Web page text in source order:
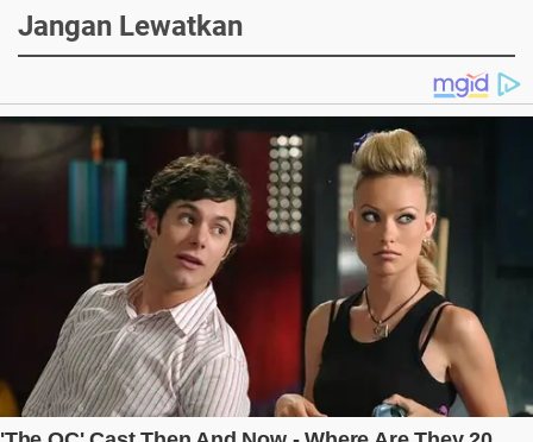
Jangan Lewatkan